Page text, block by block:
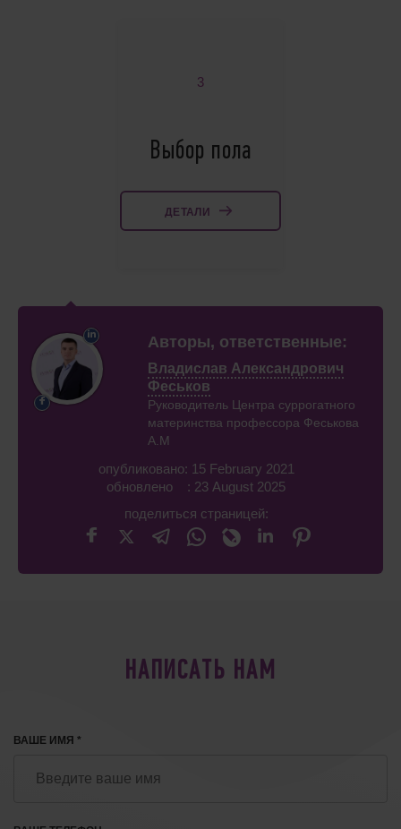
3
Выбор пола
ДЕТАЛИ
Авторы, ответственные:
Владислав Александрович
Феськов
Руководитель Центра суррогатного
материнства профессора Феськова
А.М
опубликовано: 15 February 2021
обновлено : 23 August 2025
поделиться страницей:
НАПИСАТЬ НАМ
ВАШЕ ИМЯ *